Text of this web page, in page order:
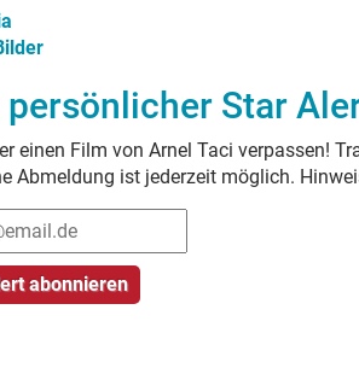
persönlicher Star
einen Film von Arnel Taci verpassen!
Abmeldung ist jederzeit möglich.